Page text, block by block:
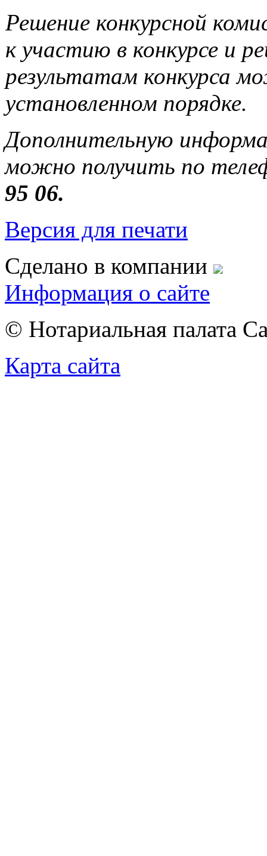
Решение конкурсной
к участию в конкурсе и
результатам конкурса
установленном порядке.
Дополнительную
можно получить по
95 06.
Версия для печати
Сделано в компании
Информация о сайте
© Нотариальная палата
Карта сайта